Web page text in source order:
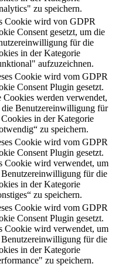
zu speichern.
Cookie wird von GDPR
Consent gesetzt, um die
für die
in der Kategorie
aufzuzeichnen.
Cookie wird vom GDPR
Consent Plugin gesetzt.
Cookies werden verwendet,
die Benutzereinwilligung für
in der Kategorie
zu speichern.
Cookie wird vom GDPR
Consent Plugin gesetzt.
Cookie wird verwendet, um
für die
in der Kategorie
zu speichern.
Cookie wird vom GDPR
Consent Plugin gesetzt.
Cookie wird verwendet, um
für die
in der Kategorie
zu speichern.